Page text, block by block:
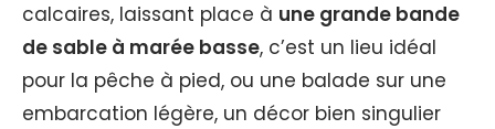
calcaires, laissant place à une grande bande
de sable à marée basse, c’est un lieu idéal
pour la pêche à pied, ou une balade sur une
embarcation légère, un décor bien singulier